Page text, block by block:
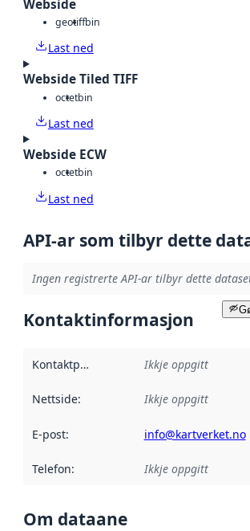
Webside
geotiffbin
Last ned
Webside Tiled TIFF
octetbin
Last ned
Webside ECW
octetbin
Last ned
API-ar som tilbyr dette
Ingen registrerte API-ar tilbyr dette
Kontaktinformasjon
Kontaktpunkt Ikkje oppgitt
Nettside: Ikkje oppgitt
E-post: info@kartverket.no
Telefon: Ikkje oppgitt
Om dataane